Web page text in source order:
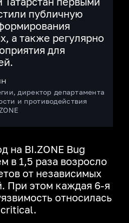
публичную
а также регулярно
для
директор департамента
и противодействия
на BI.ZONE Bug
в 1,5 раза возросло
от независимых
При этом каждая 6‑я
относилась